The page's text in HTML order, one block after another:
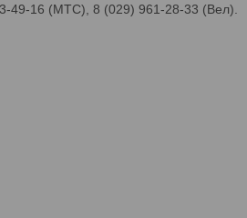
49-16 (МТС), 8 (029) 961-28-33 (Вел).